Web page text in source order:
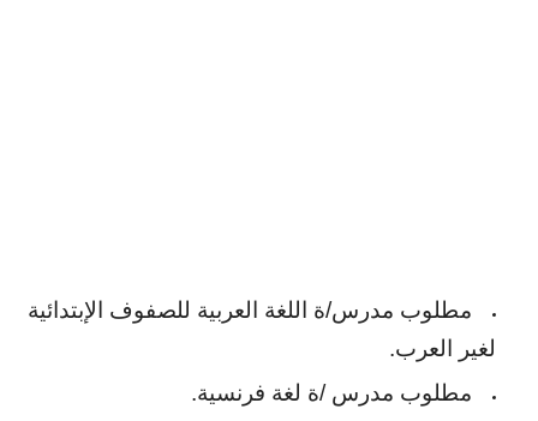
مطلوب مدرس/ة اللغة العربية للصفوف الإبتدائية
لغير العرب.
مطلوب مدرس /ة لغة فرنسية.